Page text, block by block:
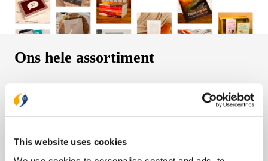
This website uses cookies
Ons hele assortiment
Bijbels
Bijbelse cadeaus
Herziene Statenvertaling